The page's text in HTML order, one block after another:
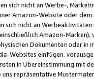
sich nicht an Werbe-,
Amazon-Website oder
sich nicht an
Amazon-
Dokumenten oder in
Websites einfügen.
in Übereinstimmung mit
repräsentative